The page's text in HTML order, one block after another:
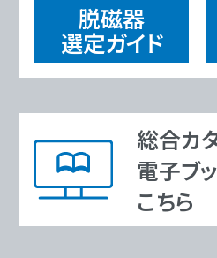
脱磁器
選定ガイド
総合カ
電子ブ
こちら